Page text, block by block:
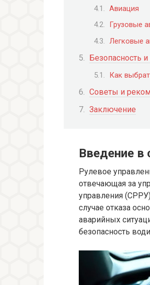
Авиация
Грузовые
Легковые
Безопасность
Как
Советы и
Заключение
Введение в
Рулевое
отвечающая за
управления
случае отказа
аварийных
безопасность